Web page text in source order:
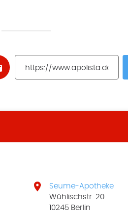

Seume-Apotheke
Wühlischstr. 20
10245 Berlin